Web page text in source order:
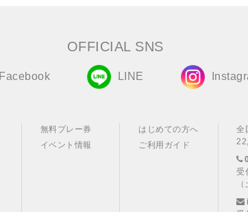
OFFICIAL SNS
Facebook LINE
無料プレー券
イベント情報
はじめての方へ
ご利用ガイド
全
受